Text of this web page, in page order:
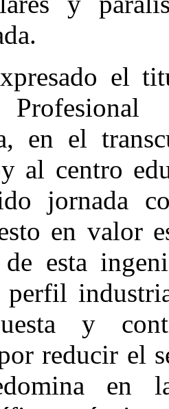
el
Profesional
en el
al centro
jornada
en valor
esta
y
reducir el
en